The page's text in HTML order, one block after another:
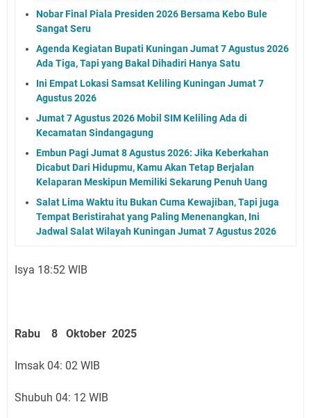
Nobar Final Piala Presiden 2026 Bersama Kebo Bule
Sangat Seru
Agenda Kegiatan Bupati Kuningan Jumat 7 Agustus 2026
Ada Tiga, Tapi yang Bakal Dihadiri Hanya Satu
Ini Empat Lokasi Samsat Keliling Kuningan Jumat 7
Agustus 2026
Jumat 7 Agustus 2026 Mobil SIM Keliling Ada di
Kecamatan Sindangagung
Embun Pagi Jumat 8 Agustus 2026: Jika Keberkahan
Dicabut Dari Hidupmu, Kamu Akan Tetap Berjalan
Kelaparan Meskipun Memiliki Sekarung Penuh Uang
Salat Lima Waktu itu Bukan Cuma Kewajiban, Tapi juga
Tempat Beristirahat yang Paling Menenangkan, Ini
Jadwal Salat Wilayah Kuningan Jumat 7 Agustus 2026
Isya 18:52 WIB
Rabu 8 Oktober 2025
Imsak 04: 02 WIB
Shubuh 04: 12 WIB